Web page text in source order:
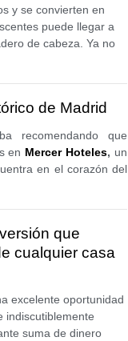
y se convierten en
puede llegar a
de cabeza. Ya no
de Madrid
recomendando que
en Mercer Hoteles, un
en el corazón del
que
cualquier casa
excelente oportunidad
indiscutiblemente
suma de dinero